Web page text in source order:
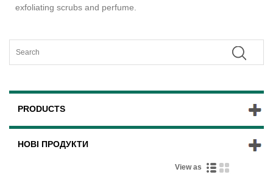
exfoliating scrubs and perfume.
PRODUCTS
НОВІ ПРОДУКТИ
View as